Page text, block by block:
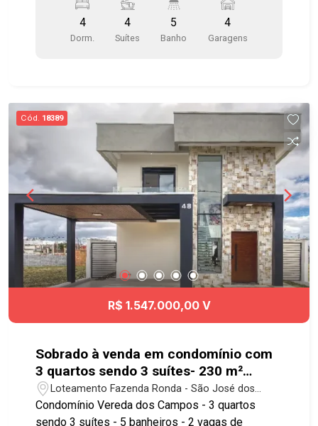
- Ar condicionado - Despensa - Lavandeira -
Jacuzzi - Churrasqueira - 2 hobbys box *Estudo
permuta em imóvel no Vila Branca Ótima
Conta com comércio variado nos arredores e
serviços essenciais a poucos minutos. Acesso
Fácil às principais vias da cidade de São José
dos Campos, permitindo deslocamentos práticos
tanto para o centro quanto para outras regiões
urbanas importantes. Agende já sua visita!!
#imobiliaria #geraçãoimóveis #casavenda
#casavendaSJC #BairrodaFloresta
4
Dorm.
4
Suítes
5
Banho
4
Garagens
Cód. 18389
R$ 1.547.000,00 V
Sobrado à venda em condomínio com
3 quartos sendo 3 suítes- 230 m²
construídos- Condomínio Vereda dos
Campos
Loteamento Fazenda Ronda - São José dos
Campos/SP
Condomínio Vereda dos Campos - 3 quartos
sendo 3 suítes - 5 banheiros - 2 vagas de